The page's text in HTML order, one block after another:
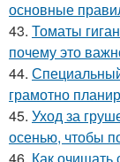
основные
43. Томаты
почему это
44.
грамотно
45. Уход за
осенью, чтобы
46. Как очищать